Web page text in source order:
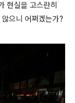
현실을 고스란히
으니 어쩌겠는가?